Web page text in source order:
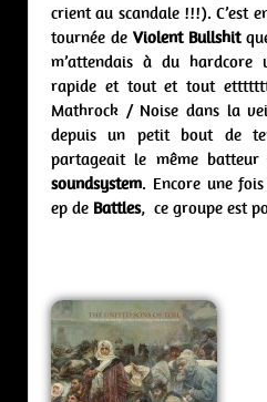
crient au scandale !!!). C’est
tournée deViolent Bullshit
m’attendais à du
rapide et tout et tout
Mathrock / Noise dans la
depuis un petit bout de
partageait le même batteur
soundsystem. Encore une
ep de Battles, ce groupe est